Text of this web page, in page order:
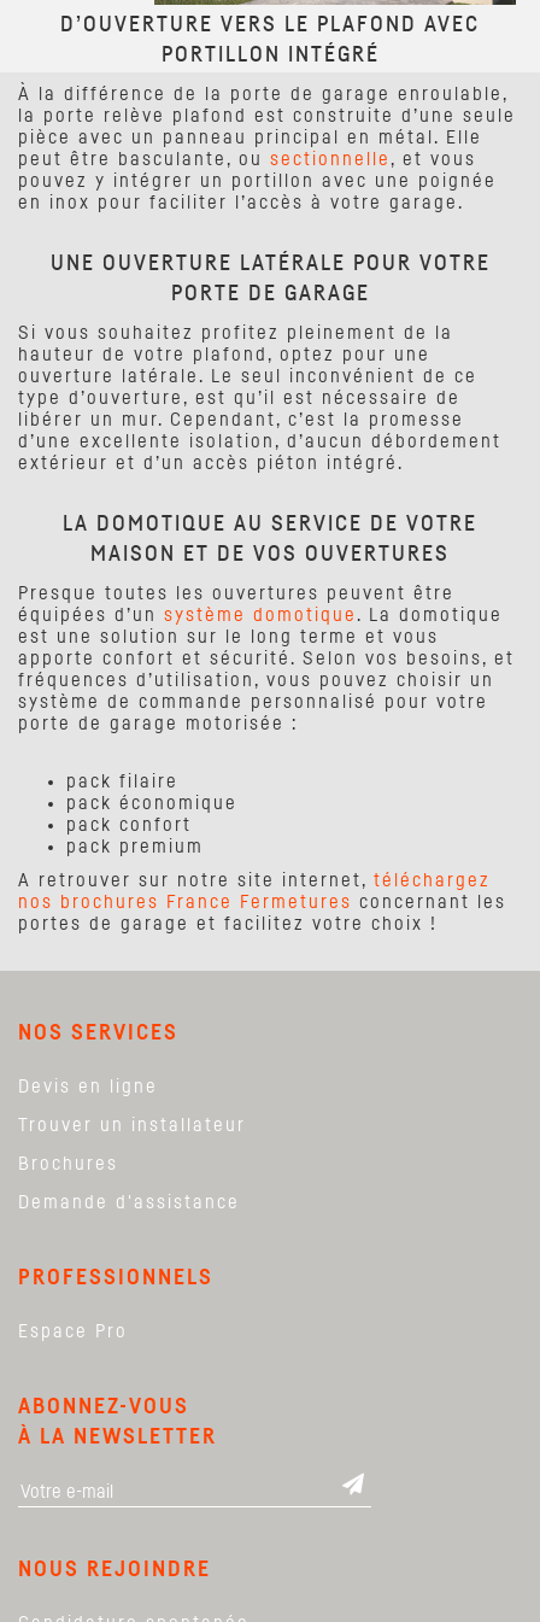
D’OUVERTURE VERS LE PLAFOND AVEC
PORTILLON INTÉGRÉ
À la différence de la porte de garage enroulable,
la porte relève plafond est construite d’une seule
pièce avec un panneau principal en métal. Elle
peut être basculante, ou sectionnelle , et vous
pouvez y intégrer un portillon avec une poignée
en inox pour faciliter l’accès à votre garage.
UNE OUVERTURE LATÉRALE POUR VOTRE
PORTE DE GARAGE
Si vous souhaitez profitez pleinement de la
hauteur de votre plafond, optez pour une
ouverture latérale. Le seul inconvénient de ce
type d’ouverture, est qu’il est nécessaire de
libérer un mur. Cependant, c’est la promesse
d’une excellente isolation, d’aucun débordement
extérieur et d’un accès piéton intégré.
LA DOMOTIQUE AU SERVICE DE VOTRE
MAISON ET DE VOS OUVERTURES
Presque toutes les ouvertures peuvent être
équipées d’un système domotique . La domotique
est une solution sur le long terme et vous
apporte confort et sécurité. Selon vos besoins, et
fréquences d’utilisation, vous pouvez choisir un
système de commande personnalisé pour votre
porte de garage motorisée :
pack filaire
pack économique
pack confort
pack premium
A retrouver sur notre site internet, téléchargez
nos brochures France Fermetures concernant les
portes de garage et facilitez votre choix !
NOS SERVICES
Devis en ligne
Trouver un installateur
Brochures
Demande d'assistance
PROFESSIONNELS
Espace Pro
ABONNEZ-VOUS
À LA NEWSLETTER
NOUS REJOINDRE